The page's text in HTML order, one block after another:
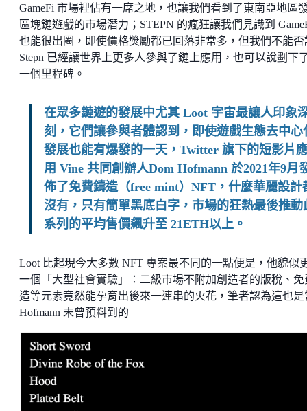
GameFi 市場裡佔有一席之地，也讓我們看到了東南亞地區
區塊鏈遊戲的市場潛力；STEPN 的瘋狂讓我們見識到
也能很出圈，即使價格獎勵都已回落非常多，但我們不能否
Stepn 已經讓世界上更多人參與了鏈上應用，也可以說劃下
一個里程碑。
在眾多鏈遊的發展中尤其 Loot 宇宙最讓人印象
刻，它們讓參與者體認到，即使遊戲生態去中心
發展也能有爆發的一天，Twitter 旗下的短影片
用 Vine 共同創辦人Dom Hofmann 於2021年9月
佈了免費鑄造（free mint）NFT，什麼華麗設計
沒有，只有簡單黑底白字，市場的狂熱最後推動
系列的平均售價飆升至 21ETH以上。
Loot 比起現今大多數 NFT 專案最不同的一點便是，他貌似
一個「大型社會實驗」：二級市場不附加創造者的版稅、免
造等元素竟然能孕育出後來一連串的火花，筆者認為這也是
Hofmann 未曾預料到的